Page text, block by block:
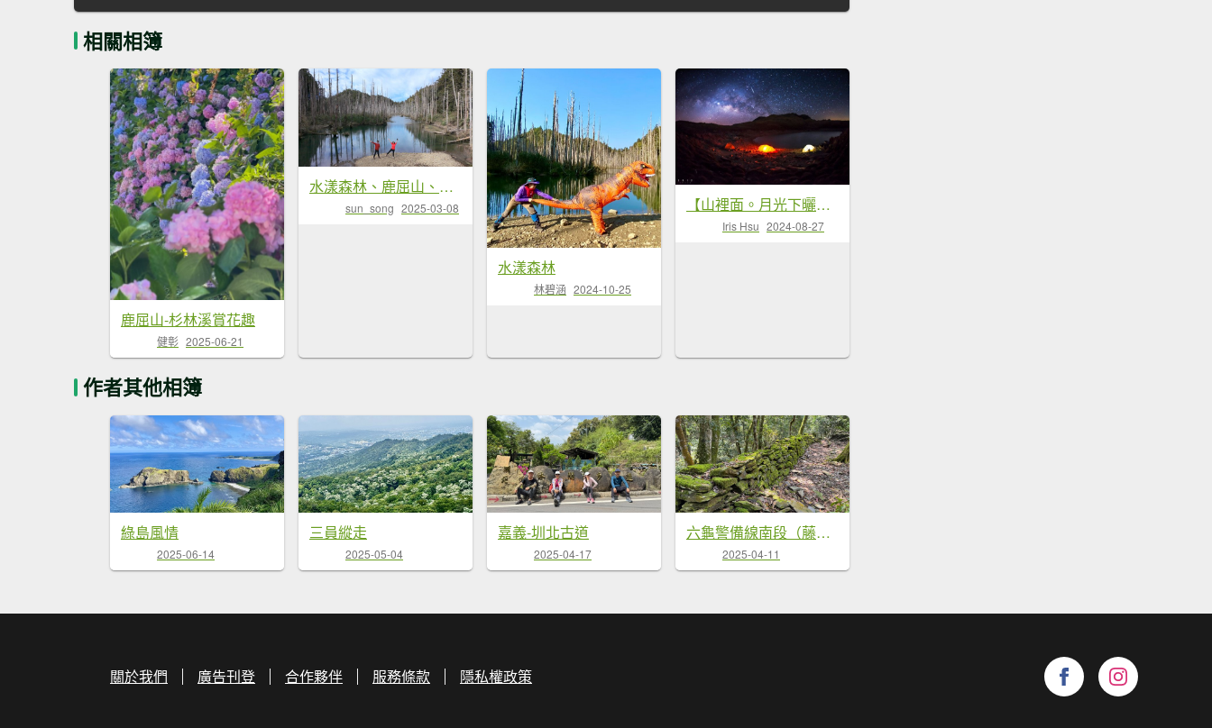
相關相簿
鹿屈山-杉林溪賞花趣
健彰 2025-06-21
水漾森林、鹿屈山、眠月神木
sun_song 2025-03-08
水漾森林
林碧涵 2024-10-25
【山裡面。月光下曬帳篷】夜曝系列
Iris Hsu 2024-08-27
作者其他相簿
綠島風情
2025-06-14
三員縱走
2025-05-04
嘉義-圳北古道
2025-04-17
六龜警備線南段（藤枝-茂林）2天1夜
2025-04-11
關於我們 廣告刊登 合作夥伴 服務條款 隱私權政策